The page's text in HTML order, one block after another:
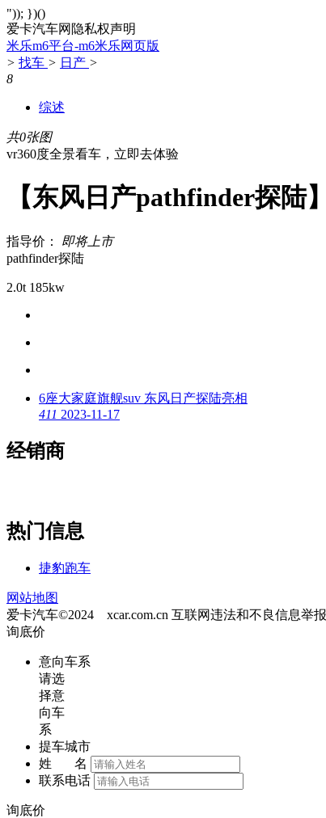
")); })()
爱卡汽车网隐私权声明
米乐m6平台-m6米乐网页版
> 找车 > 日产 >
8
综述
共0张图
vr360度全景看车，立即去体验
【东风日产pathfinder探陆
指导价： 即将上市
pathfinder探陆
2.0t 185kw
6座大家庭旗舰suv 东风日产探陆亮相
411 2023-11-17
经销商
热门信息
捷豹跑车
网站地图
爱卡汽车©2024 xcar.com.cn 互联网违法和不良信息举
询底价
意向车系
请选
择意
向车
系
提车城市
姓 名
联系电话
询底价